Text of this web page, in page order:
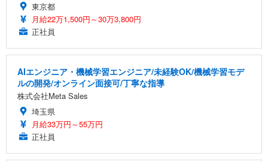
東京都
月給22万1,500円～30万3,800円
正社員
AIエンジニア・機械学習エンジニア/未経験OK/機械学習モデ
ルの開発/オンライン面接可/丁寧な指導
株式会社Meta Sales
埼玉県
月給33万円～55万円
正社員